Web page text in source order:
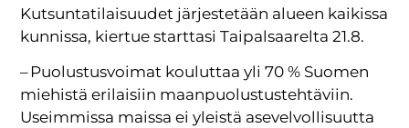
Kutsuntatilaisuudet järjestetään alueen kaikissa
kunnissa, kiertue starttasi Taipalsaarelta 21.8.
– Puolustusvoimat kouluttaa yli 70 % Suomen
miehistä erilaisiin maanpuolustustehtäviin.
Useimmissa maissa ei yleistä asevelvollisuutta